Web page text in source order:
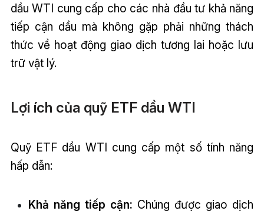
dầu WTI cung cấp cho các nhà đầu tư khả năng
tiếp cận dầu mà không gặp phải những thách
thức về hoạt động giao dịch tương lai hoặc lưu
trữ vật lý.
Lợi ích của quỹ ETF dầu WTI
Quỹ ETF dầu WTI cung cấp một số tính năng
hấp dẫn:
Khả năng tiếp cận: Chúng được giao dịch